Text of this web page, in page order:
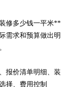
修多少钱一平米**
需求和预算做出明
报价清单明细、装
择、费用控制